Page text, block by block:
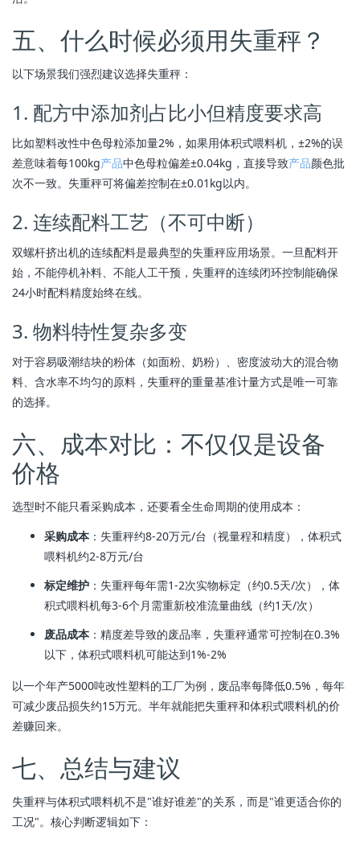
五、什么时候必须用失重秤？
以下场景我们强烈建议选择失重秤：
1. 配方中添加剂占比小但精度要求高
比如塑料改性中色母粒添加量2%，如果用体积式喂料机，±2%的误
差意味着每100kg产品中色母粒偏差±0.04kg，直接导致产品颜色批
次不一致。失重秤可将偏差控制在±0.01kg以内。
2. 连续配料工艺（不可中断）
双螺杆挤出机的连续配料是最典型的失重秤应用场景。一旦配料开
始，不能停机补料、不能人工干预，失重秤的连续闭环控制能确保
24小时配料精度始终在线。
3. 物料特性复杂多变
对于容易吸潮结块的粉体（如面粉、奶粉）、密度波动大的混合物
料、含水率不均匀的原料，失重秤的重量基准计量方式是唯一可靠
的选择。
六、成本对比：不仅仅是设备
价格
选型时不能只看采购成本，还要看全生命周期的使用成本：
采购成本 ：失重秤约8-20万元/台（视量程和精度），体积式
喂料机约2-8万元/台
标定维护 ：失重秤每年需1-2次实物标定（约0.5天/次），体
积式喂料机每3-6个月需重新校准流量曲线（约1天/次）
废品成本 ：精度差导致的废品率，失重秤通常可控制在0.3%
以下，体积式喂料机可能达到1%-2%
以一个年产5000吨改性塑料的工厂为例，废品率每降低0.5%，每年
可减少废品损失约15万元。半年就能把失重秤和体积式喂料机的价
差赚回来。
七、总结与建议
失重秤与体积式喂料机不是"谁好谁差"的关系，而是"谁更适合你的
工况"。核心判断逻辑如下：